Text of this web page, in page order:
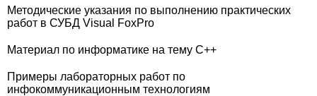
Методические указания по выполнению практических
работ в СУБД Visual FoxPro
Материал по информатике на тему С++
Примеры лабораторных работ по
инфокоммуникационным технологиям